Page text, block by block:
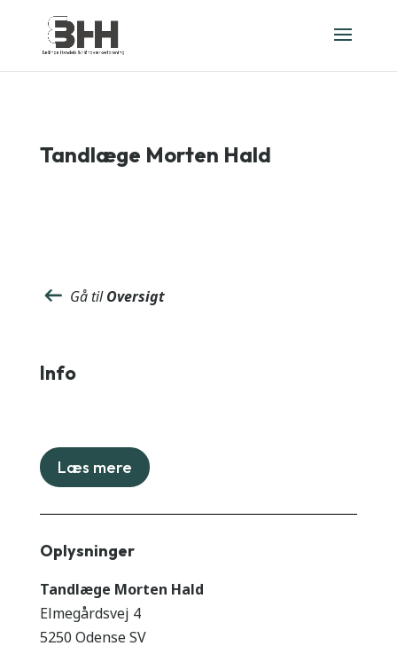
Tandlæge Morten Hald
Gå tilOversigt
Info
Læs mere
Oplysninger
Tandlæge Morten Hald
Elmegårdsvej 4
5250 Odense SV